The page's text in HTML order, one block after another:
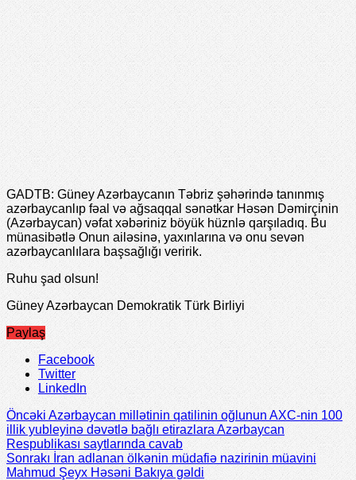
GADTB: Güney Azərbaycanın Təbriz şəhərində tanınmış
azərbaycanlıp fəal və ağsaqqal sənətkar Həsən Dəmirçinin
(Azərbaycan) vəfat xəbəriniz böyük hüznlə qarşıladıq. Bu
münasibətlə Onun ailəsinə, yaxınlarına və onu sevən
azərbaycanlılara başsağlığı veririk.
Ruhu şad olsun!
Güney Azərbaycan Demokratik Türk Birliyi
Paylaş
Facebook
Twitter
LinkedIn
ÖncəkiAzərbaycan millətinin qatilinin oğlunun AXC-nin 100
illik yubleyinə dəvətlə bağlı etirazlara Azərbaycan
Respublikası saytlarında cavab
Sonrakı İran adlanan ölkənin müdafiə nazirinin müavini
Mahmud Şeyx Həsəni Bakıya gəldi